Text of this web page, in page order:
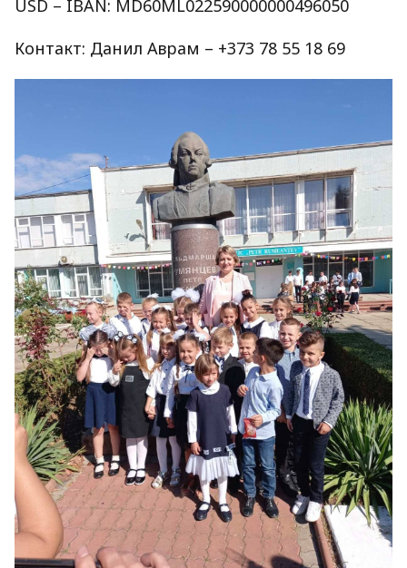
USD – IBAN: MD60ML022590000000496050
Контакт: Данил Аврам – +373 78 55 18 69